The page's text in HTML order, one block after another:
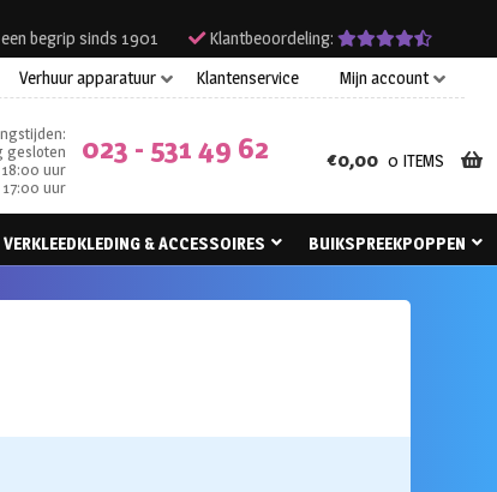
begrip sinds 1901
Klantbeoordeling:
Verhuur apparatuur Klantenservice Mijn account
gesloten
uur
uur
023 - 531 49 62 €0,00 0 ITEMS
VERKLEEDKLEDING & ACCESSOIRES
BUIKSPREEKPOPPEN